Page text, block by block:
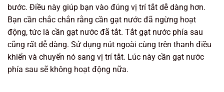
bước. Điều này giúp bạn vào đúng vị trí tắt dễ dàng hơn.
Bạn cần chắc chắn rằng cần gạt nước đã ngừng hoạt
động, tức là cần gạt nước đã tắt. Tắt gạt nước phía sau
cũng rất dễ dàng. Sử dụng nút ngoài cùng trên thanh điều
khiển và chuyển nó sang vị trí tắt. Lúc này cần gạt nước
phía sau sẽ không hoạt động nữa.